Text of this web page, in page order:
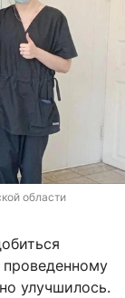
области
проведенному
улучшилось.